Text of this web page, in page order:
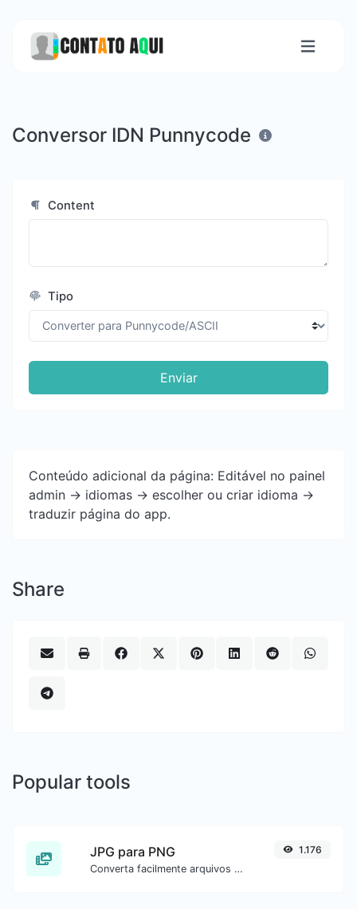
Conversor IDN Punnycode
Content
Tipo
Enviar
Conteúdo adicional da página: Editável no painel
admin -> idiomas -> escolher ou criar idioma ->
traduzir página do app.
Share
Popular tools
JPG para PNG
Converta facilmente arquivos de imagem JPG para PNG.
1.176